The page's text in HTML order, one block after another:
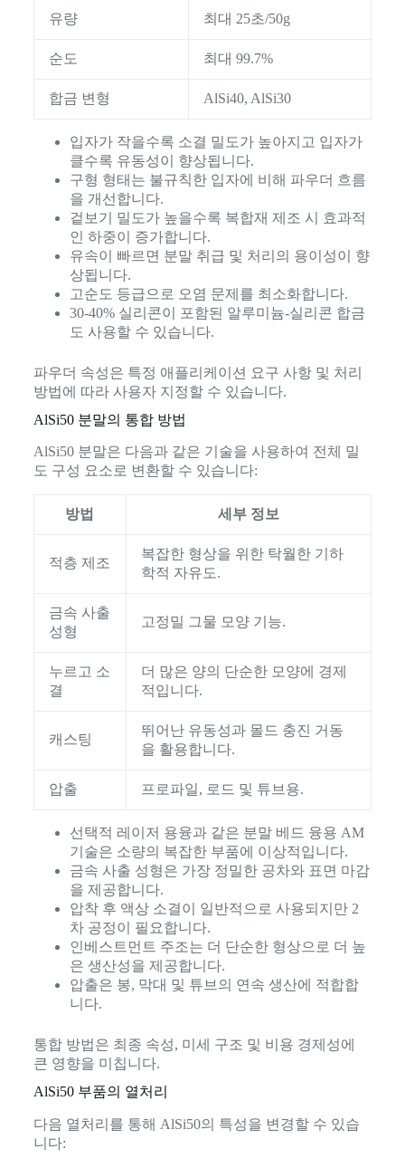
유량 최대 25초/50g
순도 최대 99.7%
합금 변형 AlSi40, AlSi30
입자가 작을수록 소결 밀도가 높아지고 입자가
클수록 유동성이 향상됩니다.
구형 형태는 불규칙한 입자에 비해 파우더 흐름
을 개선합니다.
겉보기 밀도가 높을수록 복합재 제조 시 효과적
인 하중이 증가합니다.
유속이 빠르면 분말 취급 및 처리의 용이성이 향
상됩니다.
고순도 등급으로 오염 문제를 최소화합니다.
30-40% 실리콘이 포함된 알루미늄-실리콘 합금
도 사용할 수 있습니다.
파우더 속성은 특정 애플리케이션 요구 사항 및 처리
방법에 따라 사용자 지정할 수 있습니다.
AlSi50 분말의 통합 방법
AlSi50 분말은 다음과 같은 기술을 사용하여 전체 밀
도 구성 요소로 변환할 수 있습니다:
방법 세부 정보
적층 제조
복잡한 형상을 위한 탁월한 기하
학적 자유도.
금속 사출
성형
고정밀 그물 모양 기능.
누르고 소
결
더 많은 양의 단순한 모양에 경제
적입니다.
캐스팅
뛰어난 유동성과 몰드 충진 거동
을 활용합니다.
압출 프로파일, 로드 및 튜브용.
선택적 레이저 용융과 같은 분말 베드 융용 AM
기술은 소량의 복잡한 부품에 이상적입니다.
금속 사출 성형은 가장 정밀한 공차와 표면 마감
을 제공합니다.
압착 후 액상 소결이 일반적으로 사용되지만 2
차 공정이 필요합니다.
인베스트먼트 주조는 더 단순한 형상으로 더 높
은 생산성을 제공합니다.
압출은 봉, 막대 및 튜브의 연속 생산에 적합합
니다.
통합 방법은 최종 속성, 미세 구조 및 비용 경제성에
큰 영향을 미칩니다.
AlSi50 부품의 열처리
다음 열처리를 통해 AlSi50의 특성을 변경할 수 있습
니다: